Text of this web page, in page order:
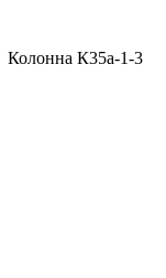
Колонна К35а-1-3